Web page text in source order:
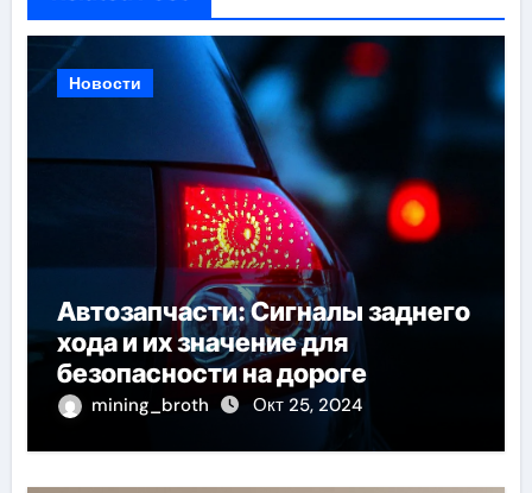
Новости
Автозапчасти: Сигналы заднего
хода и их значение для
безопасности на дороге
mining_broth Окт 25, 2024